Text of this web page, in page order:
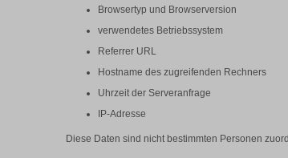
Browsertyp und Browserversion
verwendetes Betriebssystem
Referrer URL
Hostname des zugreifenden Rechners
Uhrzeit der Serveranfrage
IP-Adresse
Diese Daten sind nicht bestimmten Personen